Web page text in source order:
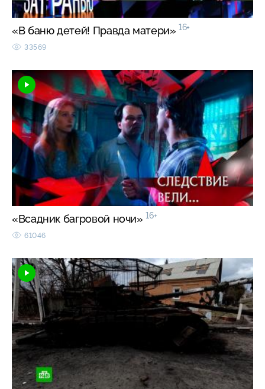
«В баню детей! Правда матери» 16+
33569
«Всадник багровой ночи» 16+
61046